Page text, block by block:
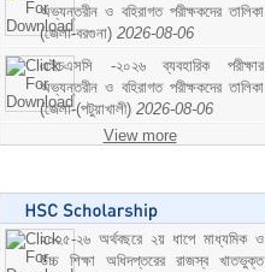
অভ্যন্তরীন ও বহিরাগত পরীক্ষকদের তালিকা
(জেলা-বরগুনা) 2026-08-06
এইচএসসি -২০২৬ ব্যবহারিক পরীক্ষার
অভ্যন্তরীন ও বহিরাগত পরীক্ষকদের তালিকা
(জেলা-(পটুয়াখালী) 2026-08-06
View more
২০২৫-২৬ অর্থবছরে ২য় ধাপে মাধ্যমিক ও
উচ্চ শিক্ষা অধিদপ্তরের রাজস্ব খাতভুক্ত